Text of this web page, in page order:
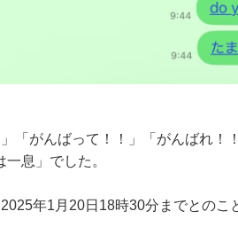
「がんばって！！」「がんばれ！
息」でした。
年1月20日18時30分までとのこ